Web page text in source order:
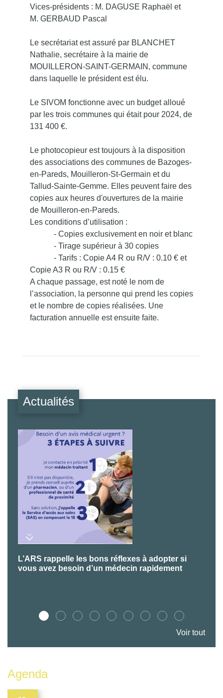
Vices-présidents : M. DAGUSE Raphaël et
M. GERBAUD Pascal
Le secrétariat est assuré par BLANCHET
Nathalie, secrétaire à la mairie de
MOUILLERON-SAINT-GERMAIN, commune
dans laquelle le président est élu.
Le SIVOM fonctionne avec un budget alloué
par les trois communes qui était pour 2024, de
131 400 €.
Le photocopieur est toujours à la disposition
des associations des communes de Bazoges-
en-Pareds, Mouilleron-St-Germain et du
Tallud-Sainte-Gemme. Elles peuvent faire des
copies aux heures d'ouvertures de la mairie
de Mouilleron-en-Pareds.
Les conditions d’utilisation :
- Copies exclusivement en noir et blanc
- Tirage supérieur à 30 copies
- Tarifs : Copie A4 R ou R/V : 0.10 € et
Copie A3 R ou R/V : 0.15 €
A chaque passage, est noté le nom de
l’association, la personne qui prend les copies
et le nombre de copies réalisées. Une
facturation annuelle est ensuite faite.
Actualités
L’ARS rappelle les bons réflexes à adopter si
vous avez besoin d’un médecin rapidement
Voir tout
Agenda